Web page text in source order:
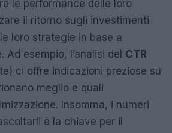
le performance delle loro
il ritorno sugli investimenti
loro strategie in base a
esempio, l’analisi del CTR
ci offre indicazioni preziose su
meglio e quali
Insomma, i numeri
è la chiave per il